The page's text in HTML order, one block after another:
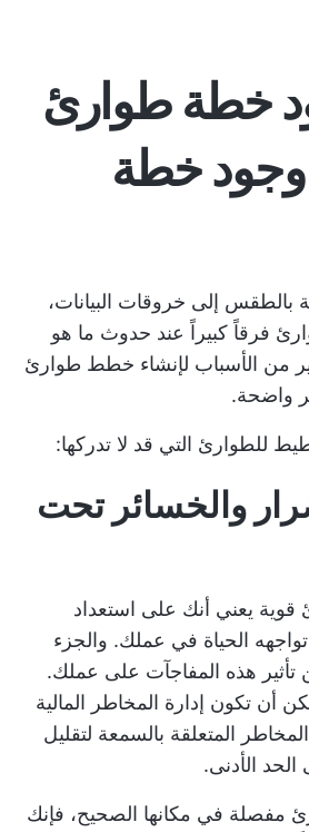
خطة طوارئ
وجود خطة
بالطقس إلى خروقات البيانات،
فرقاً كبيراً عند حدوث ما هو
من الأسباب لإنشاء خطط طوارئ
واضحة.
للطوارئ التي قد لا تدركها:
والخسائر تحت
يعني أنك على استعداد
الحياة في عملك. والجزء
تأثير هذه المفاجآت على عملك.
أن تكون إدارة المخاطر المالية
المخاطر المتعلقة بالسمعة لتقليل
الحد الأدنى.
في مكانها الصحيح، فإنك